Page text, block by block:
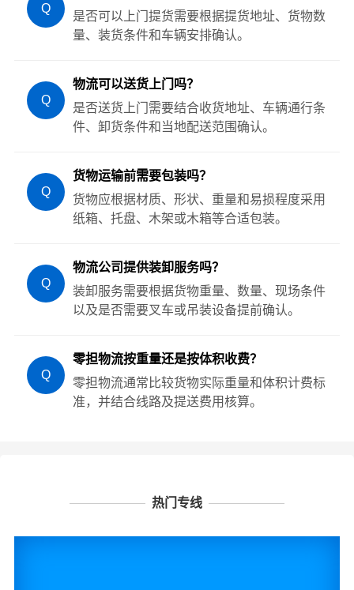
Q
是否可以上门提货需要根据提货地址、货物数
量、装货条件和车辆安排确认。
Q
物流可以送货上门吗？
是否送货上门需要结合收货地址、车辆通行条
件、卸货条件和当地配送范围确认。
Q
货物运输前需要包装吗？
货物应根据材质、形状、重量和易损程度采用
纸箱、托盘、木架或木箱等合适包装。
Q
物流公司提供装卸服务吗？
装卸服务需要根据货物重量、数量、现场条件
以及是否需要叉车或吊装设备提前确认。
Q
零担物流按重量还是按体积收费？
零担物流通常比较货物实际重量和体积计费标
准，并结合线路及提送费用核算。
热门专线